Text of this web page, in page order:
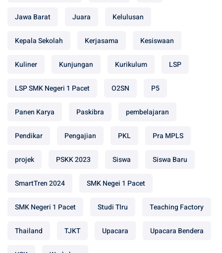
Jawa Barat Juara Kelulusan
Kepala Sekolah Kerjasama Kesiswaan
Kuliner Kunjungan Kurikulum LSP
LSP SMK Negeri 1 Pacet O2SN P5
Panen Karya Paskibra pembelajaran
Pendikar Pengajian PKL Pra MPLS
projek PSKK 2023 Siswa Siswa Baru
SmartTren 2024 SMK Negei 1 Pacet
SMK Negeri 1 Pacet Studi TIru Teaching Factory
Thailand TJKT Upacara Upacara Bendera